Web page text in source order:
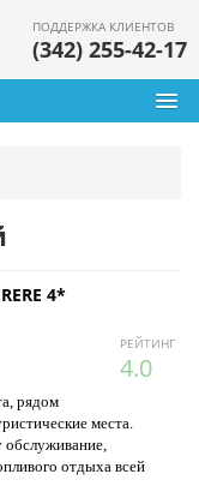
ПОДДЕРЖКА КЛИЕНТОВ
(342) 255-42-17
4*
РЕЙТИНГ
4.0
рядом
места.
обслуживание,
отдыха всей